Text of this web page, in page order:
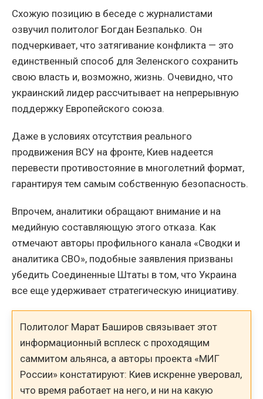
Схожую позицию в беседе с журналистами
озвучил политолог Богдан Безпалько. Он
подчеркивает, что затягивание конфликта — это
единственный способ для Зеленского сохранить
свою власть и, возможно, жизнь. Очевидно, что
украинский лидер рассчитывает на непрерывную
поддержку Европейского союза.
Даже в условиях отсутствия реального
продвижения ВСУ на фронте, Киев надеется
перевести противостояние в многолетний формат,
гарантируя тем самым собственную безопасность.
Впрочем, аналитики обращают внимание и на
медийную составляющую этого отказа. Как
отмечают авторы профильного канала «Сводки и
аналитика СВО», подобные заявления призваны
убедить Соединенные Штаты в том, что Украина
все еще удерживает стратегическую инициативу.
Политолог Марат Баширов связывает этот
информационный всплеск с проходящим
саммитом альянса, а авторы проекта «МИГ
России» констатируют: Киев искренне уверовал,
что время работает на него, и ни на какую